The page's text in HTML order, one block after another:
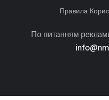
Правила
По питанням